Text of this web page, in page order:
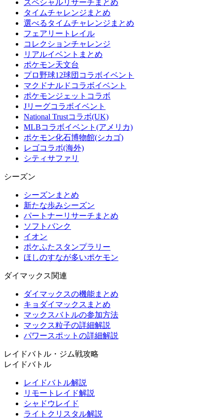
スペシャルリサーチまとめ
タイムチャレンジまとめ
選べるタイムチャレンジまとめ
フェアリートレイル
コレクションチャレンジ
リアルイベントまとめ
ポケモン天文台
プロ野球12球団コラボイベント
マクドナルドコラボイベント
ポケモンジェットコラボ
Jリーグコラボイベント
National Trustコラボ(UK)
MLBコラボイベント(アメリカ)
ポケモン化石博物館(シカゴ)
レゴコラボ(海外)
シティサファリ
シーズン
シーズンまとめ
新たな歩みシーズン
パートナーリサーチまとめ
ソフトバンク
イオン
ポケふたスタンプラリー
ほしのすなが多いポケモン
ダイマックス関連
ダイマックスの機能まとめ
キョダイマックスまとめ
マックスバトルの参加方法
マックス粒子の詳細解説
パワースポットの詳細解説
レイドバトル・ジム戦攻略
レイドバトル
レイドバトル解説
リモートレイド解説
シャドウレイド
ライトクリスタル解説